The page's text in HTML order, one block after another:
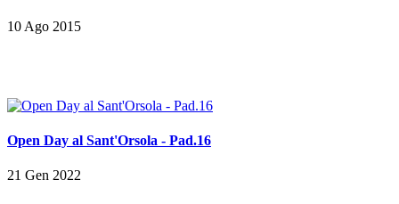
10 Ago 2015
Open Day al Sant'Orsola - Pad.16
21 Gen 2022